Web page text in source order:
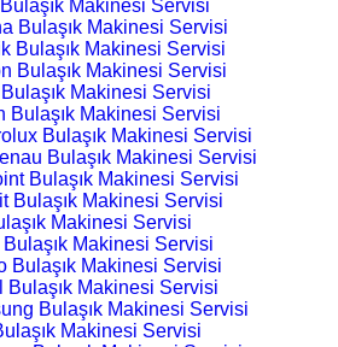
Makinesi Servisi
Bulaşık Makinesi Servisi
Bulaşık Makinesi Servisi
Bulaşık Makinesi Servisi
Makinesi Servisi
Bulaşık Makinesi Servisi
Bulaşık Makinesi Servisi
Bulaşık Makinesi Servisi
Bulaşık Makinesi Servisi
Bulaşık Makinesi Servisi
Makinesi Servisi
Bulaşık Makinesi Servisi
Bulaşık Makinesi Servisi
Bulaşık Makinesi Servisi
Bulaşık Makinesi Servisi
Makinesi Servisi